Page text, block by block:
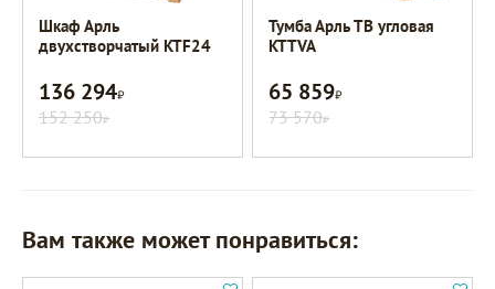
Шкаф Арль
двухстворчатый KTF24
136 294Р
152 250Р
Тумба Арль ТВ угловая
KTTVA
65 859Р
73 570Р
Вам также может понравиться: